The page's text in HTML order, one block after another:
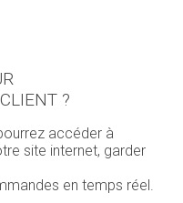
?
accéder à
site internet, garder
en temps réel.